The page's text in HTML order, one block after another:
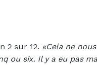
2 sur 12. «Cela ne
ou six. Il y a eu pas